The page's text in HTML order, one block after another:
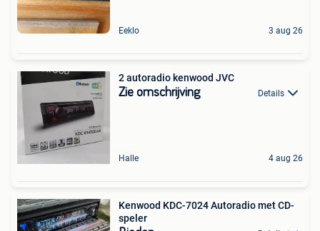
Eeklo 3 aug 26
2 autoradio kenwood JVC
Zie omschrijving Details
Halle 4 aug 26
Kenwood KDC-7024 Autoradio met CD-
speler